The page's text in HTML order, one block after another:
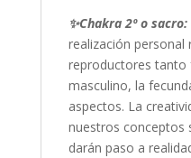
✨Chakra 2º o sacro:
realización personal
reproductores
masculino, la
aspectos. La
nuestros conceptos
darán paso a